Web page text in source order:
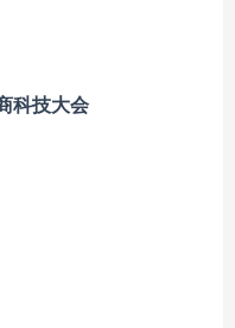
科技大会